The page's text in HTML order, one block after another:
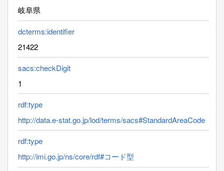
岐阜県
dcterms:identifier
21422
sacs:checkDigit
1
rdf:type
http://data.e-stat.go.jp/lod/terms/sacs#StandardAreaCode
rdf:type
http://imi.go.jp/ns/core/rdf#コード型